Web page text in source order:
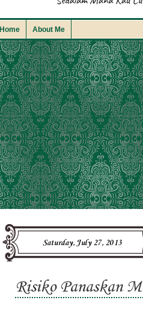
Home About Me
Saturday, July 27, 2013
Risiko Panaskan